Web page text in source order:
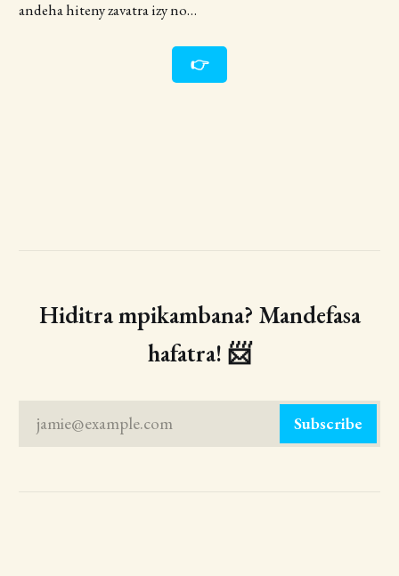
andeha hiteny zavatra izy no…
👉
Hiditra mpikambana? Mandefasa
hafatra! 📨
jamie@example.com Subscribe